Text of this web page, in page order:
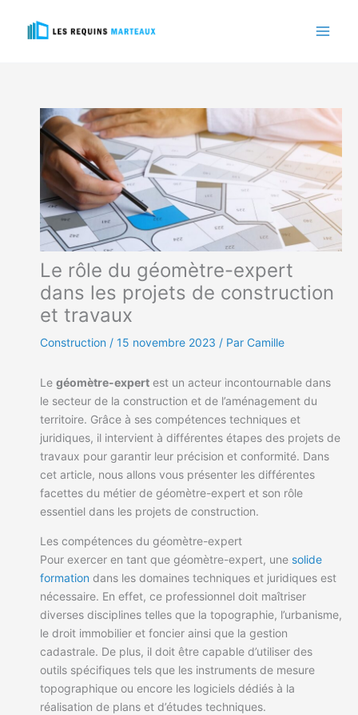
Le rôle du géomètre-expert
dans les projets de construction
et travaux
Construction / 15 novembre 2023 / Par Camille
Le géomètre-expert est un acteur incontournable dans
le secteur de la construction et de l’aménagement du
territoire. Grâce à ses compétences techniques et
juridiques, il intervient à différentes étapes des projets de
travaux pour garantir leur précision et conformité. Dans
cet article, nous allons vous présenter les différentes
facettes du métier de géomètre-expert et son rôle
essentiel dans les projets de construction.
Les compétences du géomètre-expert
Pour exercer en tant que géomètre-expert, une solide
formation dans les domaines techniques et juridiques est
nécessaire. En effet, ce professionnel doit maîtriser
diverses disciplines telles que la topographie, l’urbanisme,
le droit immobilier et foncier ainsi que la gestion
cadastrale. De plus, il doit être capable d’utiliser des
outils spécifiques tels que les instruments de mesure
topographique ou encore les logiciels dédiés à la
réalisation de plans et d’études techniques.